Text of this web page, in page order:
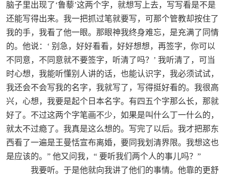
脑子里出现了‘鲁藜’这两个字，就想写上去，写写看是不是
还能写得出来。我一把抓过笔就要写，可那个管教却按住了
我的手，我看了他一眼。那眼神我终身难忘，是充满了同情
的。他说：‘ 别急，好好看看，好好想想，再签字，你可以
不同意，不同意就不要签字，听清了吗？’ 我听清了，可当
时心想，我能听懂别人讲的话，也能认识字，我必须试试，
我还会不会写我的名字，我就写了，写得挺好看的。我很高
兴，心想，我要是起个日本名字。有四五个字那么长，那就
好了。不过这两个字笔画不少，如果是叫什么丁一什么的，
就太不过瘾了。我真是这么想的。写完了以后。我才把那东
西看了一遍是王曼恬宣布离婚，要同我划清界限。我想这也
是应该的。” 他又问我，“ 要听我们两个人的事儿吗？”
我要听。于是他就向我讲了他们的事情。他靠的更舒